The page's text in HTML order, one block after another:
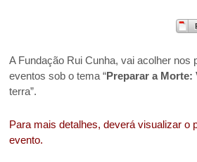
A Fundação Rui Cunha, vai acolher nos
eventos sob o tema “Preparar a
terra”.
Para mais detalhes, deverá visualizar o
evento.